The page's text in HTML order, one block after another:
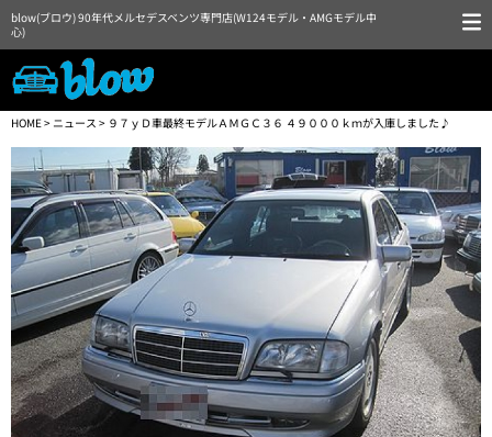
blow(ブロウ) 90年代メルセデスベンツ専門店(W124モデル・AMGモデル中
心)
HOME> ニュース > ９７ｙＤ車最終モデルＡＭＧＣ３６ ４９０００ｋｍが入庫しました♪